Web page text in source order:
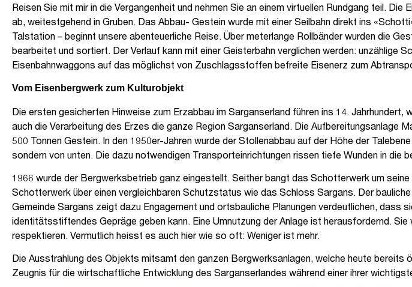
Reisen Sie mit mir in die Vergangenheit und nehmen Sie an einem virtuellen Rundgang teil.
ab, weitestgehend in Gruben. Das Abbau- Gestein wurde mit einer Seilbahn direkt ins
Talstation – beginnt unsere abenteuerliche Reise. Über meterlange Rollbänder wurden die
bearbeitet und sortiert. Der Verlauf kann mit einer Geisterbahn verglichen werden: unzählige
Eisenbahnwaggons auf das möglichst von Zuschlagsstoffen befreite Eisenerz zum
Vom Eisenbergwerk zum Kulturobjekt
Die ersten gesicherten Hinweise zum Erzabbau im Sarganserland führen ins 14.
auch die Verarbeitung des Erzes die ganze Region Sarganserland. Die Aufbereitungsanlage
500 Tonnen Gestein. In den 1950er-Jahren wurde der Stollenabbau auf der Höhe der
sondern von unten. Die dazu notwendigen Transporteinrichtungen rissen tiefe Wunden in die
1966 wurde der Bergwerksbetrieb ganz eingestellt. Seither bangt das Schotterwerk um
Schotterwerk über einen ver­gleichbaren Schutzstatus wie das Schloss Sargans. Der
Gemeinde Sargans zeigt dazu Engagement und orts­bauliche Planungen verdeutlichen, dass
identitätsstiftendes Gepräge geben kann. Eine Umnutzung der Anlage ist herausfordernd.
respektieren. Vermutlich heisst es auch hier wie so oft: Weniger ist mehr.
Die Ausstrahlung des Objekts mitsamt den ganzen Bergwerksanlagen, welche heute
Zeugnis für die wirtschaftliche Entwicklung des Sarganserlandes während einer ihrer